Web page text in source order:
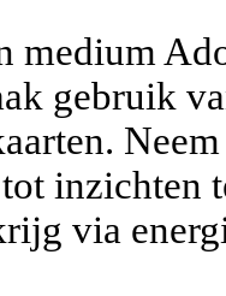
medium
gebruik
inzichten
via